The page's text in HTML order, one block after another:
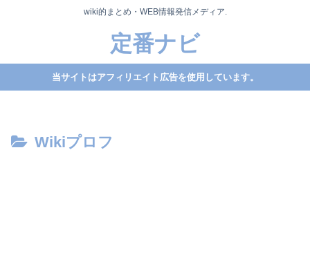
wiki的まとめ・WEB情報発信メディア.
定番ナビ
当サイトはアフィリエイト広告を使用しています。
Wikiプロフ